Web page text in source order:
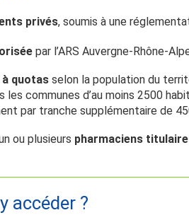
privés, soumis à une
par l’ARS Auvergne-Rhône-
quotas selon la population du
communes d’au moins 2500
par tranche supplémentaire de
ou plusieurs pharmaciens
accéder ?